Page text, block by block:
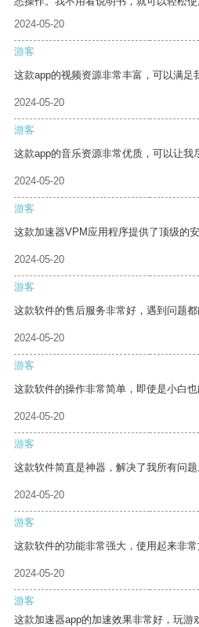
2024-05-20
游客
这款app的视频资源非常丰富，可以满足
2024-05-20
游客
这款app的音乐资源非常优质，可以让我
2024-05-20
游客
这款加速器VPM应用程序提供了顶级的
2024-05-20
游客
这款软件的售后服务非常好，遇到问题都
2024-05-20
游客
这款软件的操作非常简单，即使是小白也
2024-05-20
游客
这款软件简直是神器，解决了我所有问题
2024-05-20
游客
这款软件的功能非常强大，使用起来非常
2024-05-20
游客
这款加速器app的加速效果非常好，玩游